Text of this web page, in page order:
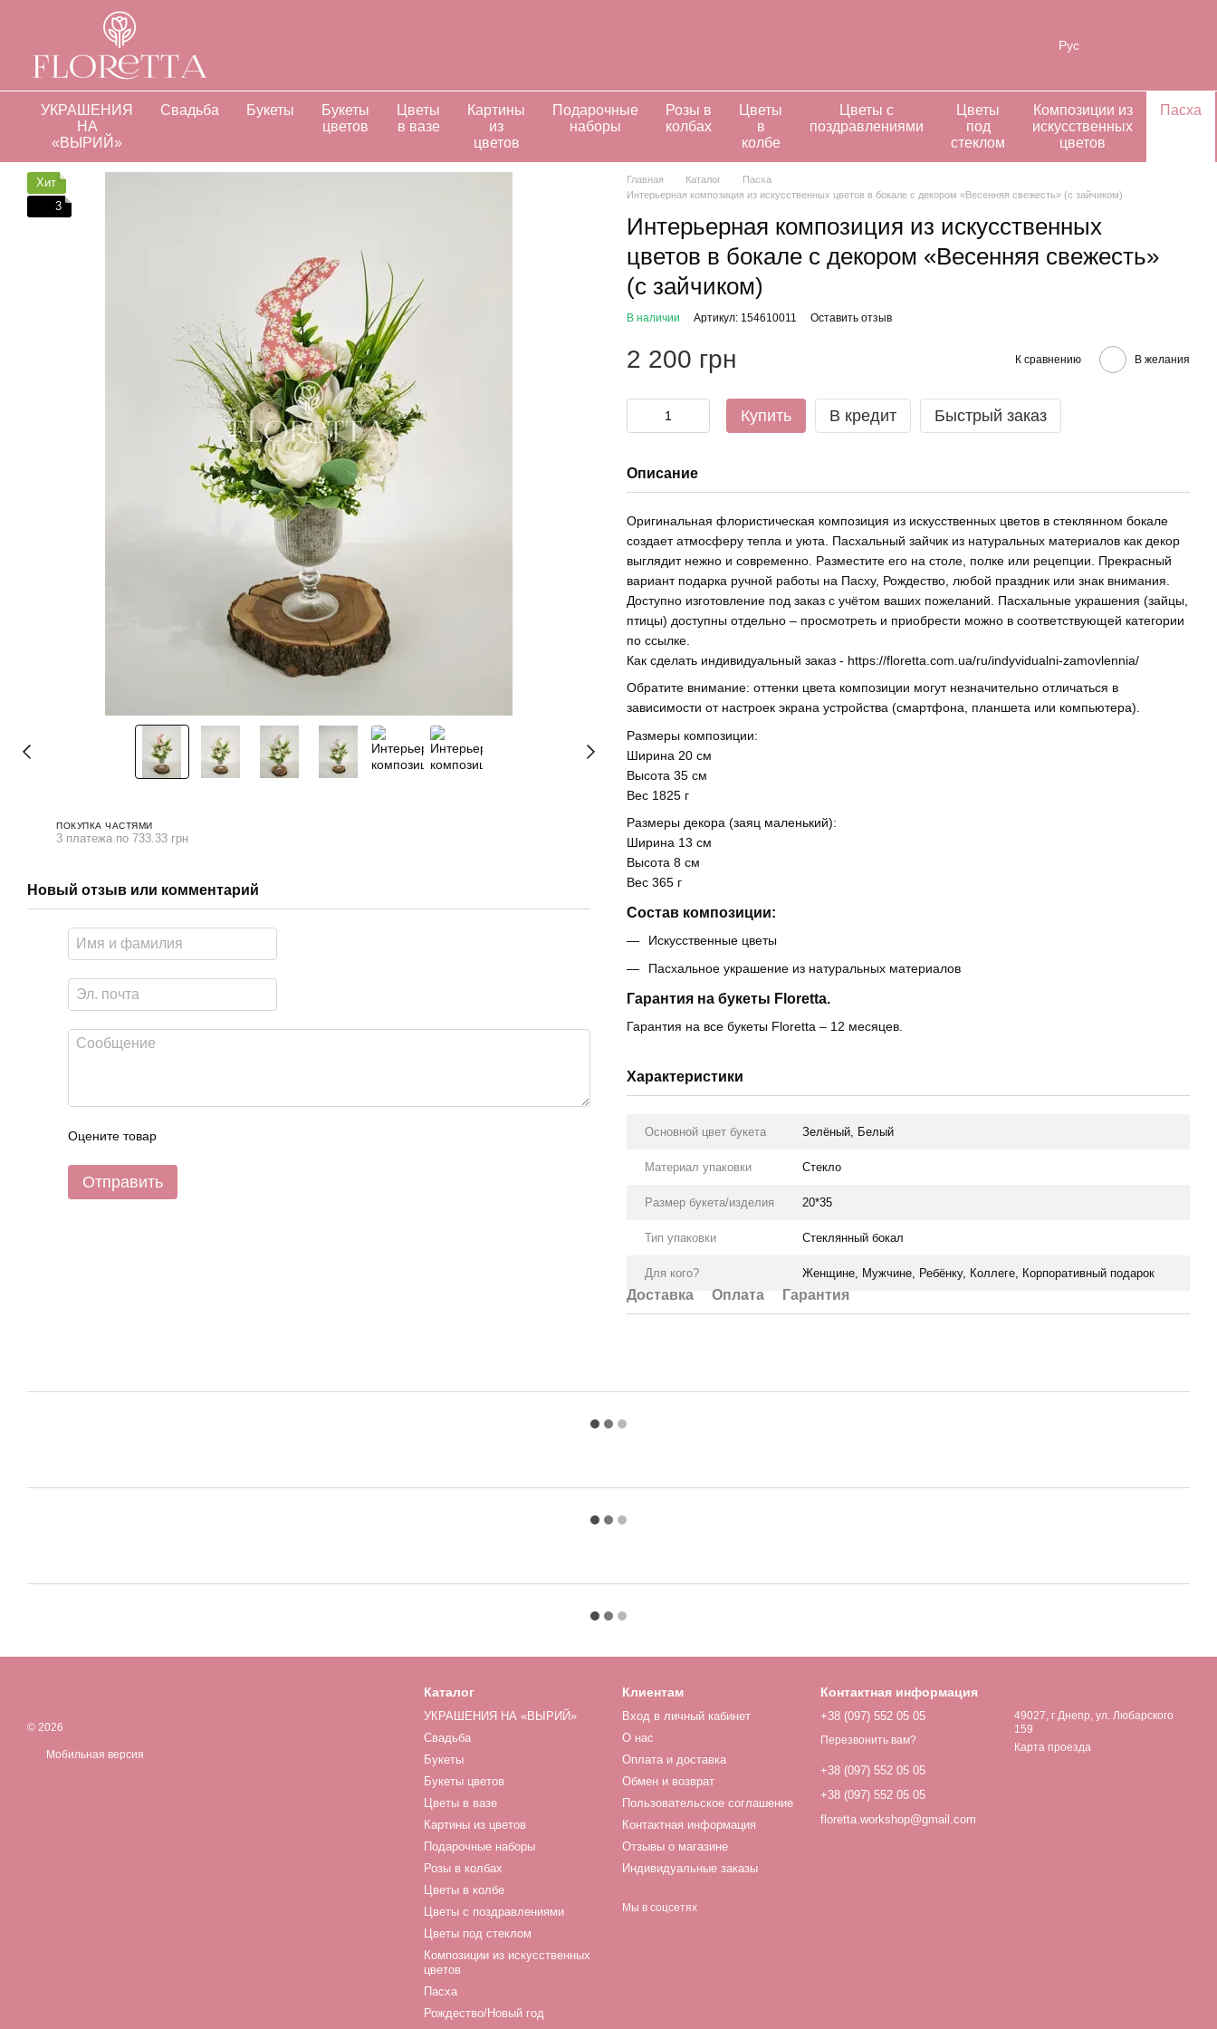
Перейти к основному контенту
Рус
УКРАШЕНИЯ
НА
«ВЫРИЙ»
Свадьба Букеты
Букеты
цветов
Цветы
в вазе
Картины
из
цветов
Подарочные
наборы
Розы в
колбах
Цветы
в
колбе
Цветы с
поздравлениями
Цветы
под
стеклом
Композиции из
искусственных
цветов
Пасха
Хит
3
ПОКУПКА ЧАСТЯМИ
3 платежа по 733.33 грн
Новый отзыв или комментарий
Оцените товар
Отправить
Главная Каталог
Пасха
Интерьерная композиция из искусственных цветов в бокале с декором «Весенняя свежесть» (с зайчиком)
Интерьерная композиция из искусственных
цветов в бокале с декором «Весенняя свежесть»
(с зайчиком)
В наличии Артикул: 154610011 Оставить отзыв
2 200 грн К сравнению В желания
Купить В кредит Быстрый заказ
Описание
Оригинальная флористическая композиция из искусственных цветов в стеклянном бокале
создает атмосферу тепла и уюта. Пасхальный зайчик из натуральных материалов как декор
выглядит нежно и современно. Разместите его на столе, полке или рецепции. Прекрасный
вариант подарка ручной работы на Пасху, Рождество, любой праздник или знак внимания.
Доступно изготовление под заказ с учётом ваших пожеланий. Пасхальные украшения (зайцы,
птицы) доступны отдельно – просмотреть и приобрести можно в соответствующей категории
по ссылке.
Как сделать индивидуальный заказ - https://floretta.com.ua/ru/indyvidualni-zamovlennia/
Обратите внимание: оттенки цвета композиции могут незначительно отличаться в
зависимости от настроек экрана устройства (смартфона, планшета или компьютера).
Размеры композиции:
Ширина 20 см
Высота 35 см
Вес 1825 г
Размеры декора (заяц маленький):
Ширина 13 см
Высота 8 см
Вес 365 г
Состав композиции:
Искусственные цветы
Пасхальное украшение из натуральных материалов
Гарантия на букеты Floretta.
Гарантия на все букеты Floretta – 12 месяцев.
Характеристики
Основной цвет букета Зелёный, Белый
Материал упаковки Стекло
Размер букета/изделия 20*35
Тип упаковки Стеклянный бокал
Для кого? Женщине, Мужчине, Ребёнку, Коллеге, Корпоративный подарок
Доставка Оплата Гарантия
© 2026
Мобильная версия
Каталог
УКРАШЕНИЯ НА «ВЫРИЙ»
Свадьба
Букеты
Букеты цветов
Цветы в вазе
Картины из цветов
Подарочные наборы
Розы в колбах
Цветы в колбе
Цветы с поздравлениями
Цветы под стеклом
Композиции из искусственных
цветов
Пасха
Рождество/Новый год
Клиентам
Вход в личный кабинет
О нас
Оплата и доставка
Обмен и возврат
Пользовательское соглашение
Контактная информация
Отзывы о магазине
Индивидуальные заказы
Мы в соцсетях
Контактная информация
+38 (097) 552 05 05
Перезвонить вам?
+38 (097) 552 05 05
+38 (097) 552 05 05
floretta.workshop@gmail.com
49027, г Днепр, ул. Любарского
159
Карта проезда